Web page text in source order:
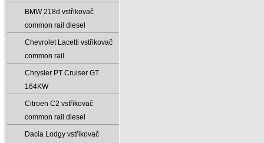
BMW 218d vstřikovač
common rail diesel
Chevrolet Lacetti vstřikovač
common rail
Chrysler PT Cruiser GT
164KW
Citroen C2 vstřikovač
common rail diesel
Dacia Lodgy vstřikovač